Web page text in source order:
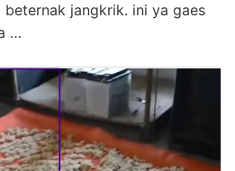
beternak jangkrik. ini ya gaes
…